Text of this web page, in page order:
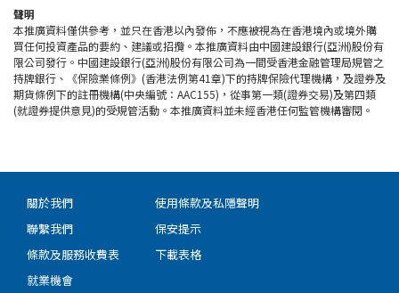
聲明
本推廣資料僅供參考，並只在香港以內發佈，不應被視為在香港境內或境外購
買任何投資產品的要約、建議或招攬。本推廣資料由中國建設銀行(亞洲)股份有
限公司發行。中國建設銀行(亞洲)股份有限公司為一間受香港金融管理局規管之
持牌銀行、《保險業條例》(香港法例第41章)下的持牌保險代理機構，及證券及
期貨條例下的註冊機構(中央編號：AAC155)，從事第一類(證券交易)及第四類
(就證券提供意見)的受規管活動。本推廣資料並未經香港任何監管機構審閱。
關於我們
聯繫我們
條款及服務收費表
就業機會
使用條款及私隱聲明
保安提示
下載表格